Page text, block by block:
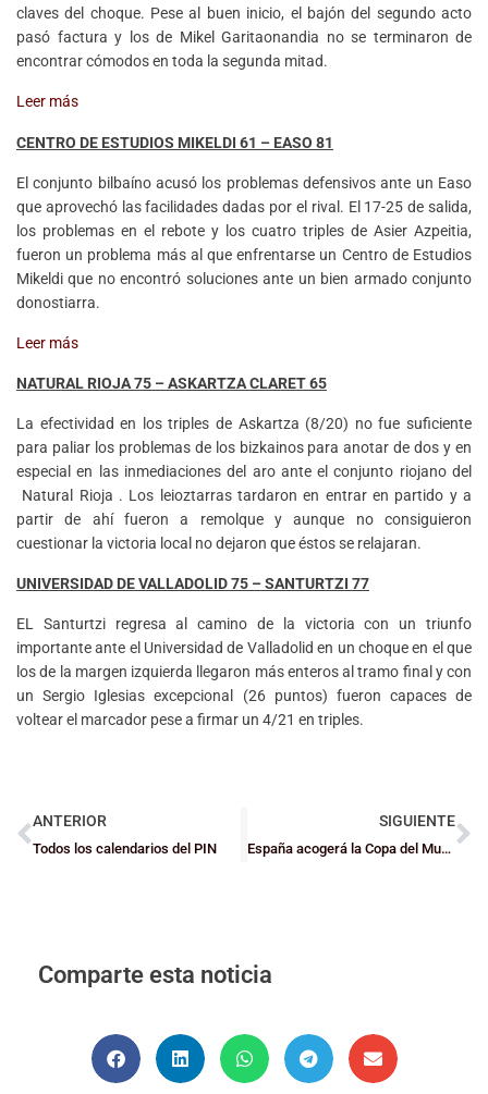
claves del choque. Pese al buen inicio, el bajón del segundo acto
pasó factura y los de Mikel Garitaonandia no se terminaron de
encontrar cómodos en toda la segunda mitad.
Leer más
CENTRO DE ESTUDIOS MIKELDI 61 – EASO 81
El conjunto bilbaíno acusó los problemas defensivos ante un Easo
que aprovechó las facilidades dadas por el rival. El 17-25 de salida,
los problemas en el rebote y los cuatro triples de Asier Azpeitia,
fueron un problema más al que enfrentarse un Centro de Estudios
Mikeldi que no encontró soluciones ante un bien armado conjunto
donostiarra.
Leer más
NATURAL RIOJA 75 – ASKARTZA CLARET 65
La efectividad en los triples de Askartza (8/20) no fue suficiente
para paliar los problemas de los bizkainos para anotar de dos y en
especial en las inmediaciones del aro ante el conjunto riojano del
Natural Rioja . Los leioztarras tardaron en entrar en partido y a
partir de ahí fueron a remolque y aunque no consiguieron
cuestionar la victoria local no dejaron que éstos se relajaran.
UNIVERSIDAD DE VALLADOLID 75 – SANTURTZI 77
EL Santurtzi regresa al camino de la victoria con un triunfo
importante ante el Universidad de Valladolid en un choque en el que
los de la margen izquierda llegaron más enteros al tramo final y con
un Sergio Iglesias excepcional (26 puntos) fueron capaces de
voltear el marcador pese a firmar un 4/21 en triples.
ANTERIOR
Todos los calendarios del PIN
SIGUIENTE
España acogerá la Copa del Mundo Femenina 2018
Comparte esta noticia